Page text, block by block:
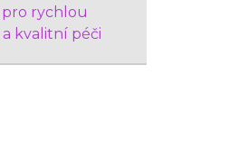
rychlou
kvalitní péči